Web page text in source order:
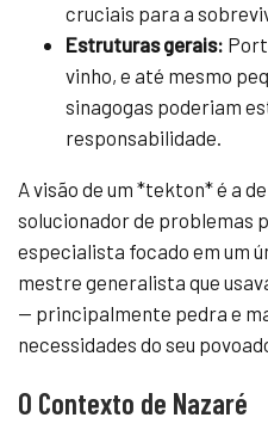
cruciais para a
Estruturas gerais:
vinho, e até mesmo
sinagogas poderiam
responsabilidade.
A visão de um *tekton* é a
solucionador de problemas
especialista focado em um
mestre generalista que
— principalmente pedra e
necessidades do seu
O Contexto de Nazaré